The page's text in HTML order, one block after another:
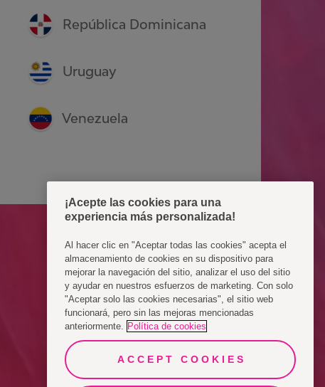
República Dominicana
Uruguay
Venezuela
¡Acepte las cookies para una
experiencia más personalizada!
Al hacer clic en "Aceptar todas las cookies" acepta el
almacenamiento de cookies en su dispositivo para
mejorar la navegación del sitio, analizar el uso del sitio
y ayudar en nuestros esfuerzos de marketing. Con solo
"Aceptar solo las cookies necesarias", el sitio web
funcionará, pero sin las mejoras mencionadas
anteriormente.
Política de cookies
ACCEPT COOKIES